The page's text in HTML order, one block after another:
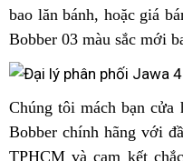
bao lăn bánh, mới
nhất
mua
Jawa
42
xịn
năm
hoặc giá
Bobber 03 màu sắc mới
cửa
hàng
nào
biker
TPHCM
lái
Chúng tôi Jawa
42
đẹp
mách bạn cửa
Bobber chính hãng với
TPHCM và cam kết